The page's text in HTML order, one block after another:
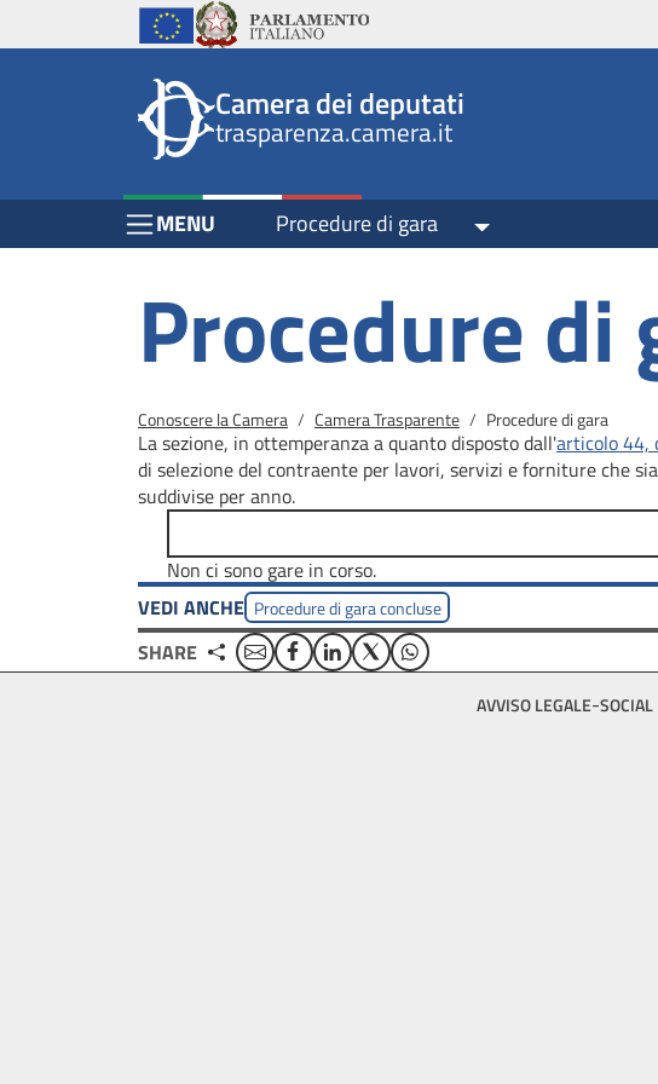
Salta al contenuto principale
Salta al menu di navigazione
top
Istituzioni
Unione EuropeaParlamento Italiano
Camera dei deputati
trasparenza.camera.it
Menu Bar block
MENU Procedure di gara Toggle Dropdown
Procedure di
Briciole di pane
Conoscere la Camera Camera Trasparente Procedure di gara
La sezione, in ottemperanza a quanto disposto dall'articolo 44,
di selezione del contraente per lavori, servizi e forniture che
suddivise per anno.
Non ci sono gare in corso.
VEDI ANCHE Procedure di gara concluse
SHARE EmailFacebookLinkedinTwitterWhatsApp
AVVISO LEGALE
Salta al contenuto principale
Salta al menu di navigazione
Vai a inizio pagina